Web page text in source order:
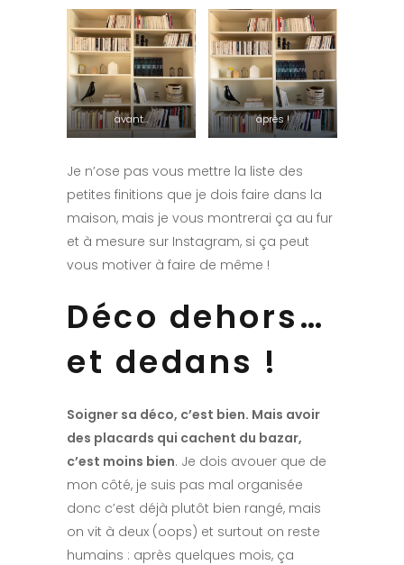
avant… après !
Je n’ose pas vous mettre la liste des
petites finitions que je dois faire dans la
maison, mais je vous montrerai ça au fur
et à mesure sur Instagram, si ça peut
vous motiver à faire de même !
Déco dehors…
et dedans !
Soigner sa déco, c’est bien. Mais avoir
des placards qui cachent du bazar,
c’est moins bien. Je dois avouer que de
mon côté, je suis pas mal organisée
donc c’est déjà plutôt bien rangé, mais
on vit à deux (oops) et surtout on reste
humains : après quelques mois, ça